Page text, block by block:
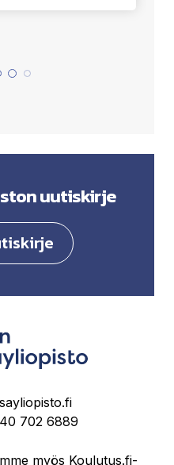
uutiskirje
702 6889
myös Koulutus.fi-